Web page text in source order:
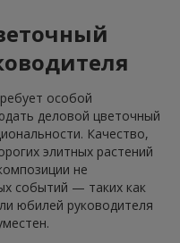
особой
деловой цветочный
Качество,
элитных растений
не
событий — таких как
юбилей руководителя